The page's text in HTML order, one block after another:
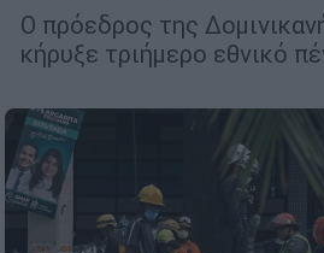
Ο πρόεδρος της
κήρυξε τριήμερο εθνικό